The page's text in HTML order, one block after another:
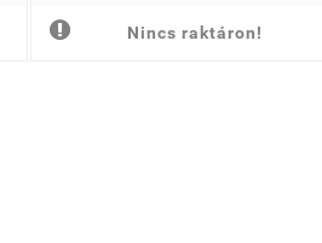
Nincs raktáron!